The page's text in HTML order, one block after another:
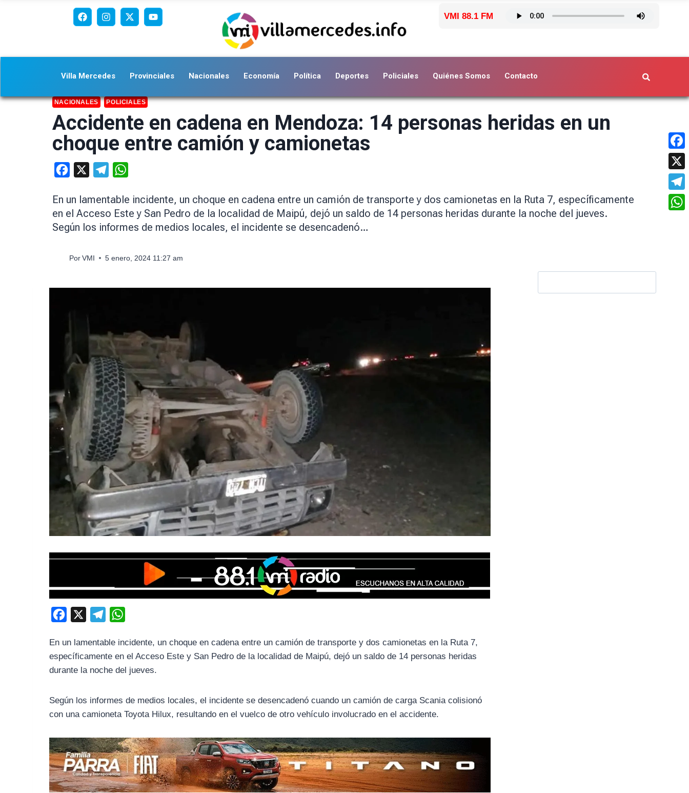
VMI 88.1 FM
Villa Mercedes Provinciales Nacionales Economía Política Deportes Policiales Quiénes Somos Contacto
NACIONALES POLICIALES
Accidente en cadena en Mendoza: 14 personas heridas en un
choque entre camión y camionetas
Facebook Telegram
En un lamentable incidente, un choque en cadena entre un camión de transporte y dos camionetas en la Ruta 7, específicamente
en el Acceso Este y San Pedro de la localidad de Maipú, dejó un saldo de 14 personas heridas durante la noche del jueves.
Según los informes de medios locales, el incidente se desencadenó…
Por VMI 5 enero, 2024 11:27 am
c
e
b
l
e
g
a
t
s
En un lamentable incidente, un choque en cadena entre un camión de transporte y dos camionetas en la Ruta 7,
específicamente en el Acceso Este y San Pedro de la localidad de Maipú, dejó un saldo de 14 personas heridas
durante la noche del jueves.
Según los informes de medios locales, el incidente se desencadenó cuando un camión de carga Scania colisionó
con una camioneta Toyota Hilux, resultando en el vuelco de otro vehículo involucrado en el accidente.
X